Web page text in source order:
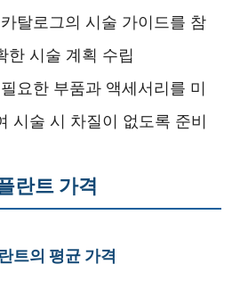
탈로그의 시술 가이드를 참
한 시술 계획 수립
요한 부품과 액세서리를 미
시술 시 차질이 없도록 준비
란트 가격
트의 평균 가격